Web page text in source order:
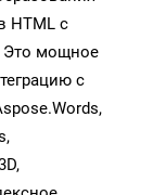
HTML с
Это мощное
с